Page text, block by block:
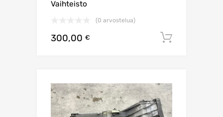
Vaihteisto
(0 arvostelua)
300,00 €